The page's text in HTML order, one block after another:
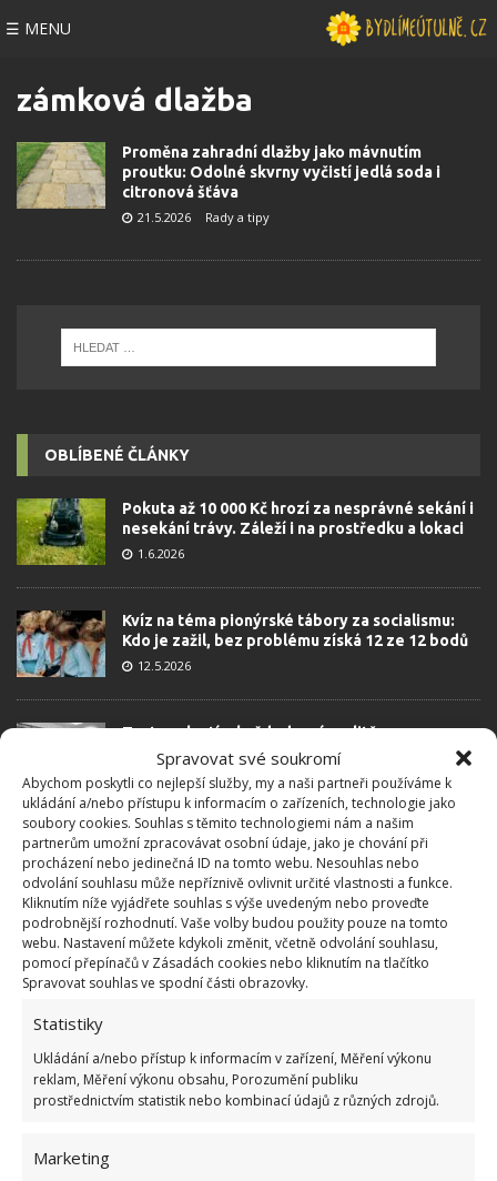
Spravovat své soukromí
Abychom poskytli co nejlepší služby, my a naši partneři používáme k
ukládání a/nebo přístupu k informacím o zařízeních, technologie jako
soubory cookies. Souhlas s těmito technologiemi nám a našim
partnerům umožní zpracovávat osobní údaje, jako je chování při
procházení nebo jedinečná ID na tomto webu. Nesouhlas nebo
odvolání souhlasu může nepříznivě ovlivnit určité vlastnosti a funkce.
Kliknutím níže vyjádřete souhlas s výše uvedeným nebo proveďte
podrobnější rozhodnutí. Vaše volby budou použity pouze na tomto
webu. Nastavení můžete kdykoli změnit, včetně odvolání souhlasu,
pomocí přepínačů v Zásadách cookies nebo kliknutím na tlačítko
Spravovat souhlas ve spodní části obrazovky.
Statistiky
Ukládání a/nebo přístup k informacím v zařízení, Měření výkonu
reklam, Měření výkonu obsahu, Porozumění publiku
prostřednictvím statistik nebo kombinací údajů z různých zdrojů.
Marketing
☰ MENU
zámková dlažba
Proměna zahradní dlažby jako mávnutím
proutku: Odolné skvrny vyčistí jedlá soda i
citronová šťáva
21.5.2026 Rady a tipy
OBLÍBENÉ ČLÁNKY
Pokuta až 10 000 Kč hrozí za nesprávné sekání i
nesekání trávy. Záleží i na prostředku a lokaci
1.6.2026
Kvíz na téma pionýrské tábory za socialismu:
Kdo je zažil, bez problému získá 12 ze 12 bodů
12.5.2026
Test znalostí o každodenní realitě za
komunismu: 10 retro otázek ukáže, kdo má
dobrý přehled
23.6.2026
Retro kvíz o oblíbených autech v dobách
socialismu: Tehdejší řidiči musí získat 10 z 10
bodů
6.5.2026
ŽHAVÉ NOVINKY